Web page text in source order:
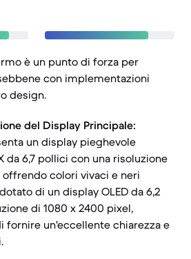
è un punto di forza per
con implementazioni
design.
del Display Principale:
un display pieghevole
da 6,7 pollici con una risoluzione
offrendo colori vivaci e neri
di un display OLED da 6,2
di 1080 x 2400 pixel,
fornire un'eccellente chiarezza e